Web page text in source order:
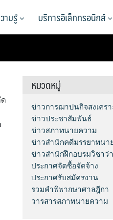
ามรู้ บริการอิเล็กทรอนิกส์
หมวดหมู่
ข่าวการฌาปนกิจสงเครา
ข่าวประชาสัมพันธ์
ข่าวสภาทนายความ
ข่าวสำนักคดีมรรยาทนา
ข่าวสำนักฝึกอบรมวิชาว่
ประกาศจัดซื้อจัดจ้าง
ประกาศรับสมัครงาน
รวมคำพิพากษาศาลฎีกา
วารสารสภาทนายความ